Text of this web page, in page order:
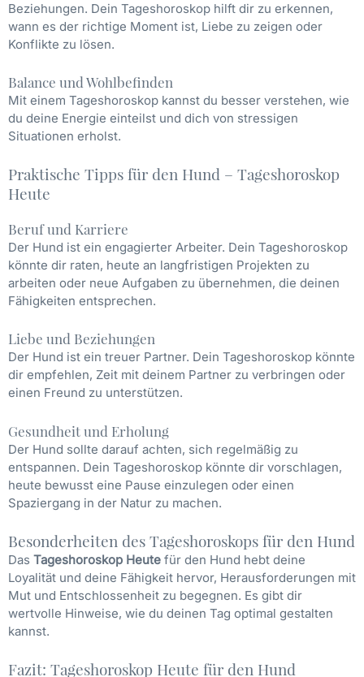
Beziehungen. Dein Tageshoroskop hilft dir zu erkennen,
wann es der richtige Moment ist, Liebe zu zeigen oder
Konflikte zu lösen.
Balance und Wohlbefinden
Mit einem Tageshoroskop kannst du besser verstehen, wie
du deine Energie einteilst und dich von stressigen
Situationen erholst.
Praktische Tipps für den Hund – Tageshoroskop
Heute
Beruf und Karriere
Der Hund ist ein engagierter Arbeiter. Dein Tageshoroskop
könnte dir raten, heute an langfristigen Projekten zu
arbeiten oder neue Aufgaben zu übernehmen, die deinen
Fähigkeiten entsprechen.
Liebe und Beziehungen
Der Hund ist ein treuer Partner. Dein Tageshoroskop könnte
dir empfehlen, Zeit mit deinem Partner zu verbringen oder
einen Freund zu unterstützen.
Gesundheit und Erholung
Der Hund sollte darauf achten, sich regelmäßig zu
entspannen. Dein Tageshoroskop könnte dir vorschlagen,
heute bewusst eine Pause einzulegen oder einen
Spaziergang in der Natur zu machen.
Besonderheiten des Tageshoroskops für den Hund
Das Tageshoroskop Heute für den Hund hebt deine
Loyalität und deine Fähigkeit hervor, Herausforderungen mit
Mut und Entschlossenheit zu begegnen. Es gibt dir
wertvolle Hinweise, wie du deinen Tag optimal gestalten
kannst.
Fazit: Tageshoroskop Heute für den Hund